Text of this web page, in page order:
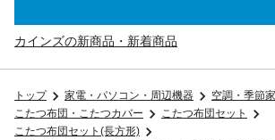
カインズの新商品・新着商品
トップ 家電・パソコン・周辺機器
空調・季節
こたつ布団・こたつカバー
こたつ布団セット
こたつ布団セット(長方形)